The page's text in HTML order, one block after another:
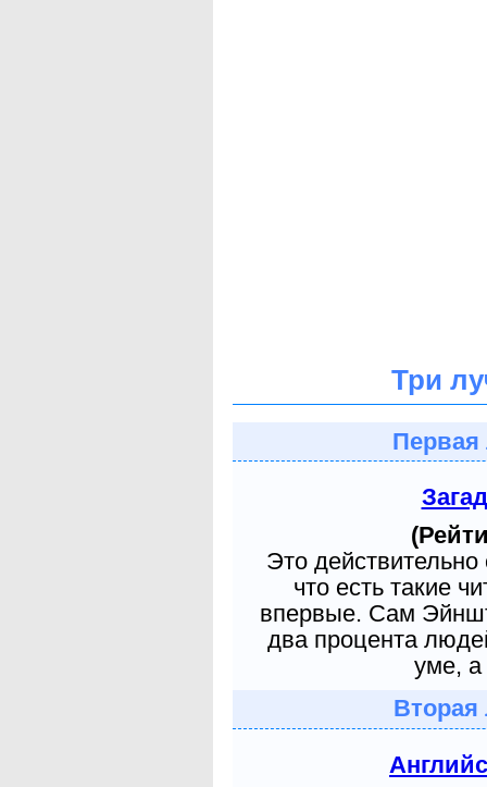
Три
Первая
Это
что есть такие
впервые. Сам
два процента
уме, а
Вторая